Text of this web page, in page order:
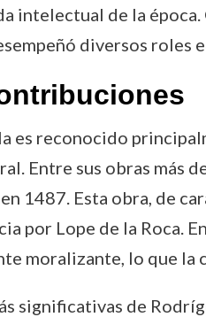
intelectual de la
diversos roles
es reconocido
Entre sus obras más
1487. Esta obra, de
por Lope de la Roca.
moralizante, lo que
significativas de